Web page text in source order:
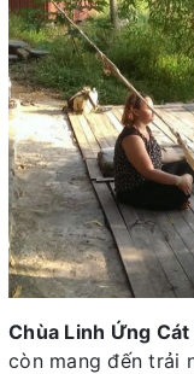
Chùa Linh Ứng Cát
còn mang đến trải